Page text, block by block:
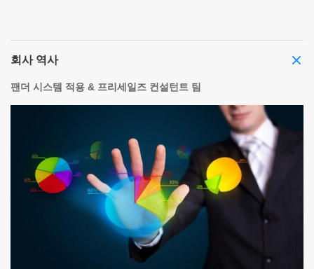
회사 역사
팬더 시스템 적용 & 프리세일즈 컨설턴트 팀